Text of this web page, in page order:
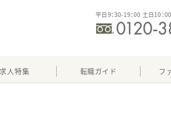
平日9：30-19：00 土日10：
求人特集 転職ガイド フ